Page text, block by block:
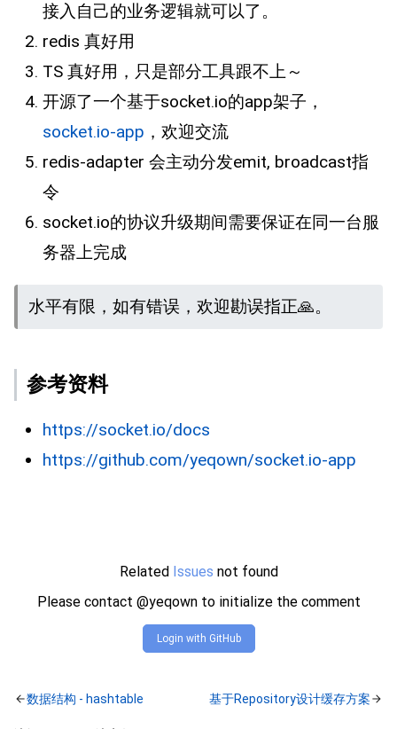
接入自己的业务逻辑就可以了。
redis 真好用
TS 真好用，只是部分工具跟不上～
开源了一个基于socket.io的app架子，
socket.io-app ，欢迎交流
redis-adapter 会主动分发emit, broadcast指
令
socket.io的协议升级期间需要保证在同一台服
务器上完成
水平有限，如有错误，欢迎勘误指正🙏。
参考资料
https://socket.io/docs
https://github.com/yeqown/socket.io-app
Related Issues not found
Please contact @yeqown to initialize the comment
Login with GitHub
数据结构 - hashtable 基于Repository设计缓存方案